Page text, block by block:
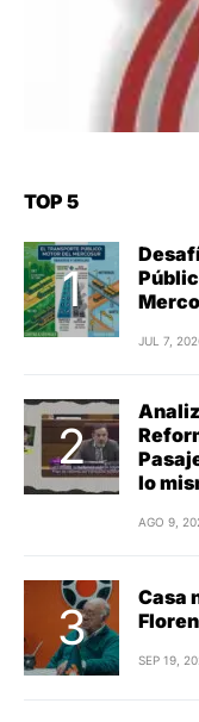
TOP 5
JUL 7,
lo
AGO 9,
Casa
SEP 19,